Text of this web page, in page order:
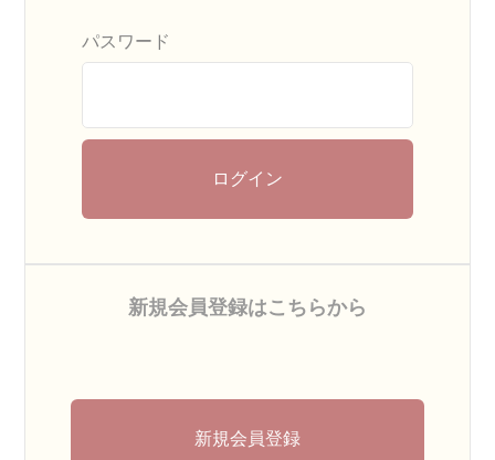
パスワード
ログイン
新規会員登録はこちらから
新規会員登録